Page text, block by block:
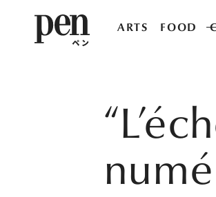
ARTS FOOD